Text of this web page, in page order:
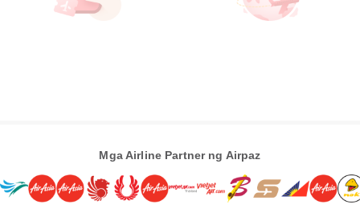
Mga Airline Partner ng Airpaz